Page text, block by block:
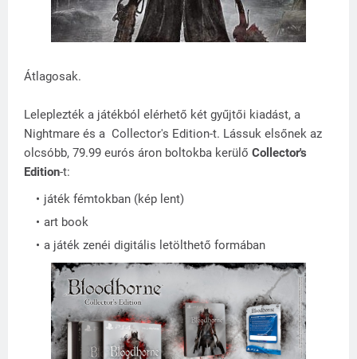
Átlagosak.
Leleplezték a játékból elérhető két gyűjtői kiadást, a
Nightmare és a Collector's Edition-t. Lássuk elsőnek az
olcsóbb, 79.99 eurós áron boltokba kerülő Collector's
Edition-t:
játék fémtokban (kép lent)
art book
a játék zenéi digitális letölthető formában